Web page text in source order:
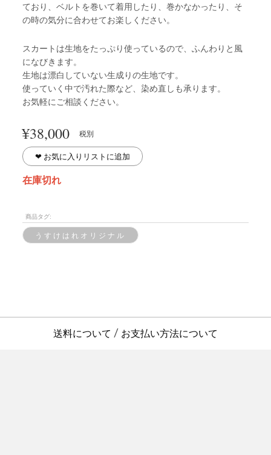
ており、ベルトを巻いて着用したり、巻かなかったり、そ
の時の気分に合わせてお楽しください。
スカートは生地をたっぷり使っているので、ふんわりと風
になびきます。
生地は漂白していない生成りの生地です。
使っていく中で汚れた際など、染め直しも承ります。
お気軽にご相談ください。
¥38,000 税別
❤︎ お気に入りリストに追加
在庫切れ
商品タグ:
うすけはれオリジナル
送料について / お支払い方法について